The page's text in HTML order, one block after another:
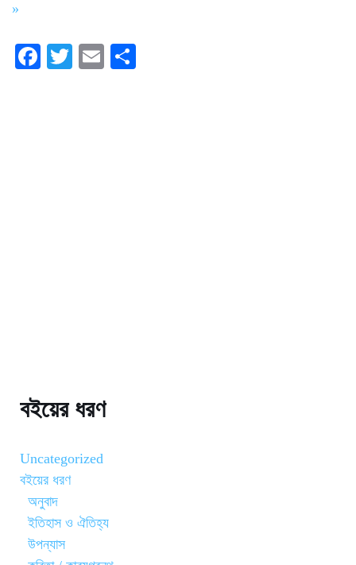
»
Fa T
E
বইয়ের ধরণ
Uncategorized
বইয়ের ধরণ
অনুবাদ
ইতিহাস ও ঐতিহ্য
উপন্যাস